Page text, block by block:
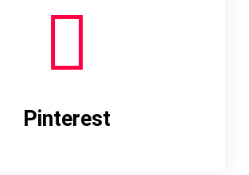
Pinterest